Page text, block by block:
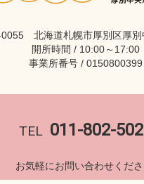
北海道札幌市厚別区厚別
開所時間 / 10:00～17:00
事業所番号 / 0150800399
TEL 011-802-
お気軽にお問い合わせくださ